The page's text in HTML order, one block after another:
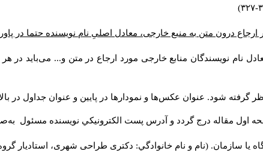
ارجاع درون متن به منبع خارجی، معادل اصلیِ نام نویسنده حتما در
نام نویسندگان منابع خارجی مورد ارجاع در متن و... می‌باید
گرفته شود. عنوان عکس‌ها و نمودارها در پایین و عنوان جداول در
اول مقاله درج گردد و آدرس پست الكترونيكي نويسنده مسئول
یا سازمان. (نام و نام خانوادگي: دکتری طراحی شهری، استادیار